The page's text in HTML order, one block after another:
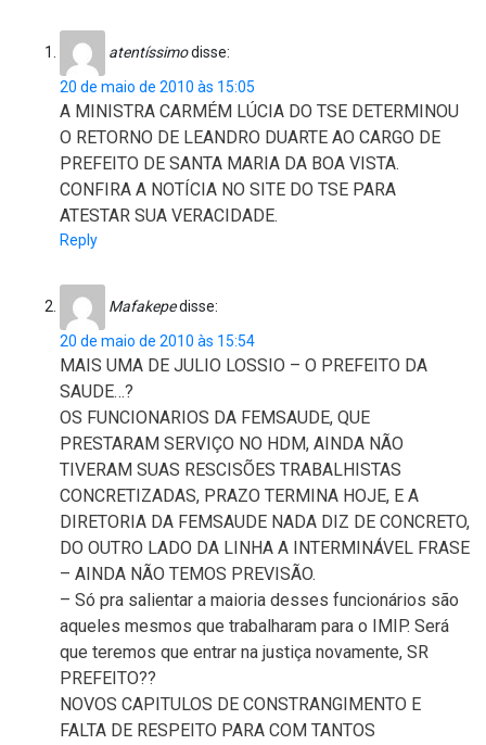
atentíssimodisse:
20 de maio de 2010 às 15:05
A MINISTRA CARMÉM LÚCIA DO TSE DETERMINOU
O RETORNO DE LEANDRO DUARTE AO CARGO DE
PREFEITO DE SANTA MARIA DA BOA VISTA.
CONFIRA A NOTÍCIA NO SITE DO TSE PARA
ATESTAR SUA VERACIDADE.
Reply
Mafakepedisse:
20 de maio de 2010 às 15:54
MAIS UMA DE JULIO LOSSIO – O PREFEITO DA
SAUDE…?
OS FUNCIONARIOS DA FEMSAUDE, QUE
PRESTARAM SERVIÇO NO HDM, AINDA NÃO
TIVERAM SUAS RESCISÕES TRABALHISTAS
CONCRETIZADAS, PRAZO TERMINA HOJE, E A
DIRETORIA DA FEMSAUDE NADA DIZ DE CONCRETO,
DO OUTRO LADO DA LINHA A INTERMINÁVEL FRASE
– AINDA NÃO TEMOS PREVISÃO.
– Só pra salientar a maioria desses funcionários são
aqueles mesmos que trabalharam para o IMIP. Será
que teremos que entrar na justiça novamente, SR
PREFEITO??
NOVOS CAPITULOS DE CONSTRANGIMENTO E
FALTA DE RESPEITO PARA COM TANTOS